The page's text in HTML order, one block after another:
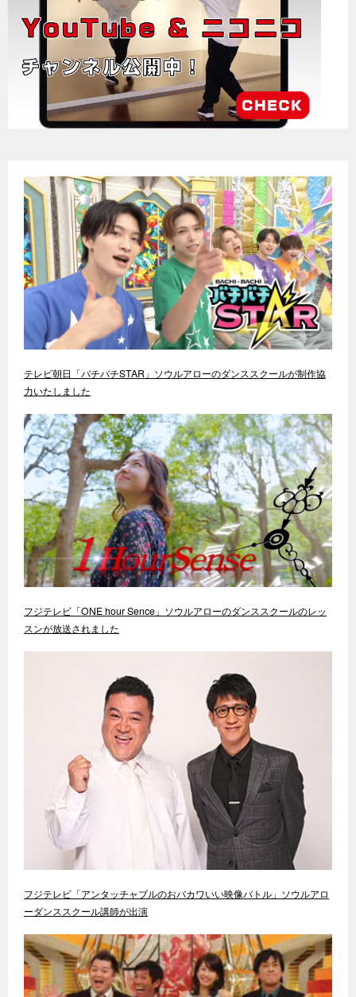
テレビ朝日「バチバチSTAR」ソウルアローのダンススクールが制作協
力いたしました
フジテレビ「ONE hour Sence」ソウルアローのダンススクールのレッ
スンが放送されました
フジテレビ「アンタッチャブルのおバカワいい映像バトル」ソウルアロ
ーダンススクール講師が出演